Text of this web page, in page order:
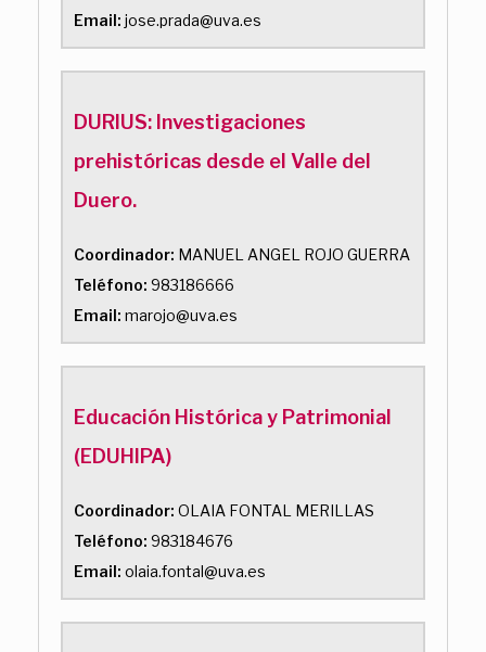
Email: jose.prada@uva.es
DURIUS: Investigaciones
prehistóricas desde el Valle del
Duero.
Coordinador: MANUEL ANGEL ROJO GUERRA
Teléfono: 983186666
Email: marojo@uva.es
Educación Histórica y Patrimonial
(EDUHIPA)
Coordinador: OLAIA FONTAL MERILLAS
Teléfono: 983184676
Email: olaia.fontal@uva.es